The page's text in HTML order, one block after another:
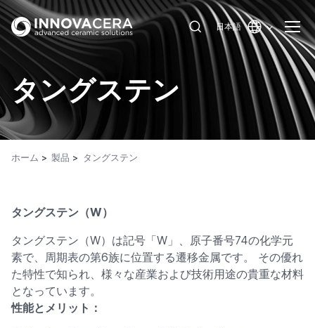
日本語
タングステン
ホーム 製品 タングステン
タングステン（W）
タングステン（W）は記号「W」、原子番号74の化学元
素で、周期表の第6族に位置する遷移金属です。 その優れ
た特性で知られ、様々な産業および技術用途の貴重な材料
となっています。
性能とメリット：